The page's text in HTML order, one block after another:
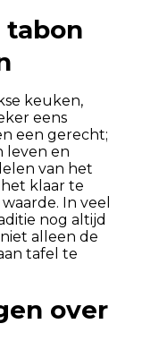
tabon
keuken,
eens
een gerecht;
leven en
van het
klaar te
In veel
nog altijd
alleen de
tafel te
over